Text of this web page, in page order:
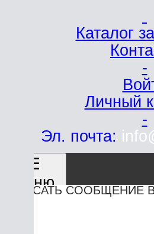
Каталог
Контакты
Войти
Личный
Эл. почта:
СООБЩЕНИЕ В